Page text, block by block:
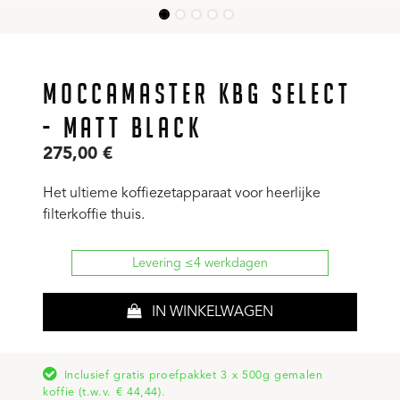
MOCCAMASTER KBG SELECT
- MATT BLACK
275,00 €
Het ultieme koffiezetapparaat voor heerlijke
filterkoffie thuis.
Levering ≤4 werkdagen
IN WINKELWAGEN
Inclusief gratis proefpakket 3 x 500g gemalen
koffie (t.w.v. € 44,44).